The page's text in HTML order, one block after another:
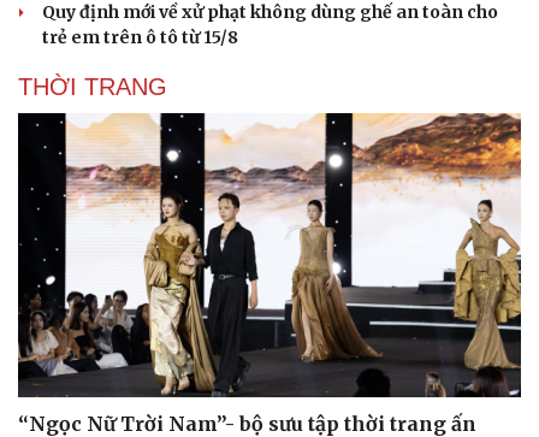
Quy định mới về xử phạt không dùng ghế an toàn cho
trẻ em trên ô tô từ 15/8
THỜI TRANG
“Ngọc Nữ Trời Nam”- bộ sưu tập thời trang ấn